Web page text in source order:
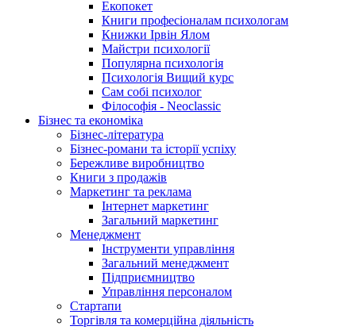
Екопокет
Книги професіоналам психологам
Книжки Ірвін Ялом
Майстри психології
Популярна психологія
Психологія Вищий курс
Сам собі психолог
Філософія - Neoclassic
Бізнес та економіка
Бізнес-література
Бізнес-романи та історії успіху
Бережливе виробництво
Книги з продажів
Маркетинг та реклама
Інтернет маркетинг
Загальний маркетинг
Менеджмент
Інструменти управління
Загальний менеджмент
Підприємництво
Управління персоналом
Стартапи
Торгівля та комерційна діяльність